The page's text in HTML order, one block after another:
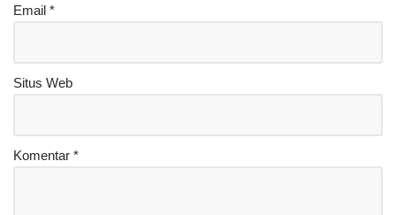
Email *
Situs Web
Komentar *